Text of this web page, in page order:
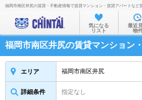
お部屋を探す
沿線・駅
住所から
福岡市南区井尻の賃貸・不動産情報で賃貸マンション・賃貸アパートなど
気になる
リスト
最近
物
福岡市南区井尻の賃貸マンション
エリア 福岡市南区井尻
詳細条件 指定なし